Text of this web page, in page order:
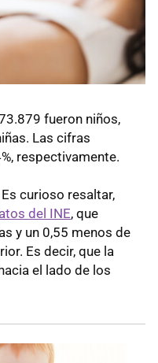
fueron niños,
Las cifras
respectivamente.
Es curioso resaltar,
del INE, que
y un 0,55 menos de
Es decir, que la
el lado de los